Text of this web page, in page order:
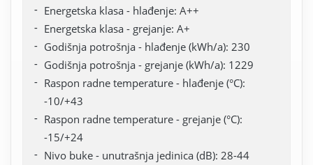
Energetska klasa - hlađenje: A++
Energetska klasa - grejanje: A+
Godišnja potrošnja - hlađenje (kWh/a): 230
Godišnja potrošnja - grejanje (kWh/a): 1229
Raspon radne temperature - hlađenje (°C):
-10/+43
Raspon radne temperature - grejanje (°C):
-15/+24
Nivo buke - unutrašnja jedinica (dB): 28-44